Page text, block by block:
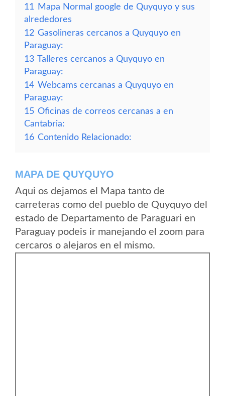
11
Mapa Normal google de Quyquyo y sus
alrededores
12 Gasolineras cercanos a Quyquyo en
Paraguay:
13 Talleres cercanos a Quyquyo en
Paraguay:
14 Webcams cercanas a Quyquyo en
Paraguay:
15 Oficinas de correos cercanas a en
Cantabria:
16 Contenido Relacionado:
MAPA DE QUYQUYO
Aqui os dejamos el Mapa tanto de
carreteras como del pueblo de Quyquyo del
estado de Departamento de Paraguari en
Paraguay podeis ir manejando el zoom para
cercaros o alejaros en el mismo.